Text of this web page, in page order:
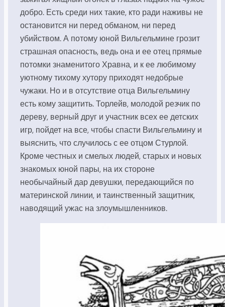
добро. Есть среди них такие, кто ради наживы не
остановится ни перед обманом, ни перед
убийством. А потому юной Вильгельмине грозит
страшная опасность, ведь она и ее отец прямые
потомки знаменитого Хравна, и к ее любимому
уютному тихому хутору приходят недобрые
чужаки. Но и в отсутствие отца Вильгельмину
есть кому защитить. Торлейв, молодой резчик по
дереву, верный друг и участник всех ее детских
игр, пойдет на все, чтобы спасти Вильгельмину и
выяснить, что случилось с ее отцом Стурлой.
Кроме честных и смелых людей, старых и новых
знакомых юной пары, на их стороне
необычайный дар девушки, передающийся по
материнской линии, и таинственный защитник,
наводящий ужас на злоумышленников.